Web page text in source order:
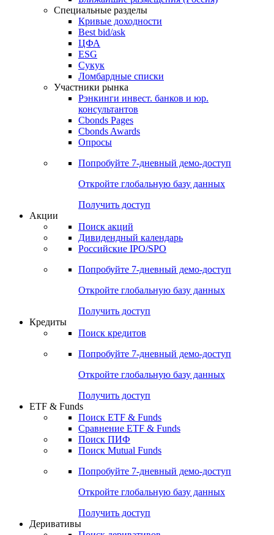
Специальные разделы
Кривые доходности
Best bid/ask
ЦФА
ESG
Сукук
Ломбардные списки
Участники рынка
Рэнкинги инвест. банков и юр.
консультантов
Cbonds Pages
Cbonds Awards
Опросы
Попробуйте 7-дневный демо-доступ
Откройте глобальную базу данных
Получить доступ
Акции
Поиск акций
Дивидендный календарь
Российские IPO/SPO
Попробуйте 7-дневный демо-доступ
Откройте глобальную базу данных
Получить доступ
Кредиты
Поиск кредитов
Попробуйте 7-дневный демо-доступ
Откройте глобальную базу данных
Получить доступ
ETF & Funds
Поиск ETF & Funds
Сравнение ETF & Funds
Поиск ПИФ
Поиск Mutual Funds
Попробуйте 7-дневный демо-доступ
Откройте глобальную базу данных
Получить доступ
Деривативы